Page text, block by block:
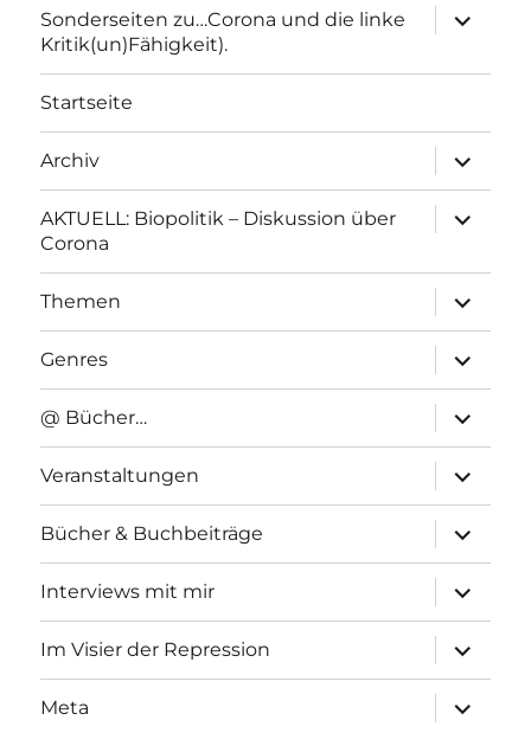
Sonderseiten zu…Corona und die linke
Kritik(un)Fähigkeit).
anzeigen
Startseite
Archiv
anzeigen
AKTUELL: Biopolitik – Diskussion über
Corona
anzeigen
Themen
anzeigen
Genres
anzeigen
@ Bücher…
anzeigen
Veranstaltungen
anzeigen
Bücher & Buchbeiträge
anzeigen
Interviews mit mir
anzeigen
Im Visier der Repression
anzeigen
Meta
anzeigen